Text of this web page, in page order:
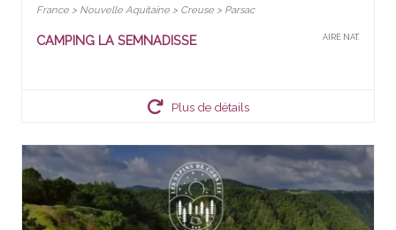
France > Nouvelle Aquitaine > Creuse > Parsac
CAMPING LA SEMNADISSE AIRE NAT.
Plus de détails